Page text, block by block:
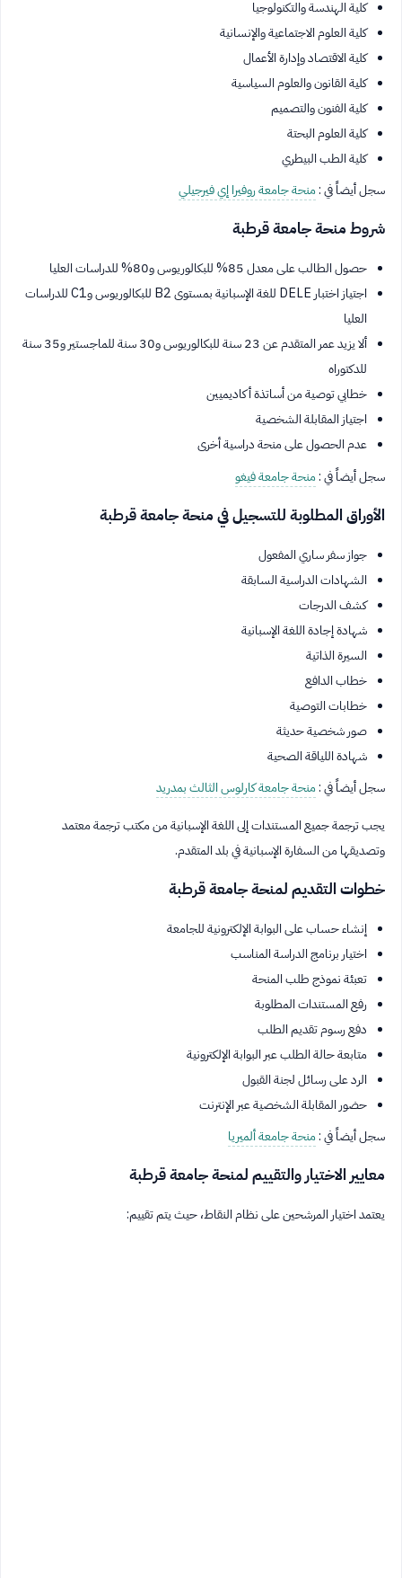
كلية الهندسة والتكنولوجيا
كلية العلوم الاجتماعية والإنسانية
كلية الاقتصاد وإدارة الأعمال
كلية القانون والعلوم السياسية
كلية الفنون والتصميم
كلية العلوم البحتة
كلية الطب البيطري
سجل أيضاً في :منحة جامعة روفيرا إي فيرجيلي
شروط منحة جامعة قرطبة
حصول الطالب على معدل 85% للبكالوريوس و80% للدراسات العليا
اجتياز اختبار DELE للغة الإسبانية بمستوى B2 للبكالوريوس وC1 للدراسات
العليا
ألا يزيد عمر المتقدم عن 23 سنة للبكالوريوس و30 سنة للماجستير و35 سنة
للدكتوراه
خطابي توصية من أساتذة أكاديميين
اجتياز المقابلة الشخصية
عدم الحصول على منحة دراسية أخرى
سجل أيضاً في :منحة جامعة فيغو
الأوراق المطلوبة للتسجيل في منحة جامعة قرطبة
جواز سفر ساري المفعول
الشهادات الدراسية السابقة
كشف الدرجات
شهادة إجادة اللغة الإسبانية
السيرة الذاتية
خطاب الدافع
خطابات التوصية
صور شخصية حديثة
شهادة اللياقة الصحية
سجل أيضاً في :منحة جامعة كارلوس الثالث بمدريد
يجب ترجمة جميع المستندات إلى اللغة الإسبانية من مكتب ترجمة معتمد
وتصديقها من السفارة الإسبانية في بلد المتقدم.
خطوات التقديم لمنحة جامعة قرطبة
إنشاء حساب على البوابة الإلكترونية للجامعة
اختيار برنامج الدراسة المناسب
تعبئة نموذج طلب المنحة
رفع المستندات المطلوبة
دفع رسوم تقديم الطلب
متابعة حالة الطلب عبر البوابة الإلكترونية
الرد على رسائل لجنة القبول
حضور المقابلة الشخصية عبر الإنترنت
سجل أيضاً في :منحة جامعة ألميريا
معايير الاختيار والتقييم لمنحة جامعة قرطبة
يعتمد اختيار المرشحين على نظام النقاط، حيث يتم تقييم: